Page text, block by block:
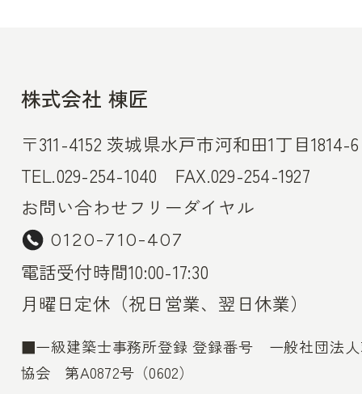
株式会社 棟匠
〒311-4152 茨城県水戸市河和田1丁目1814-6
TEL.029-254-1040 FAX.029-254-1927
お問い合わせフリーダイヤル
0120-710-407
電話受付時間10:00-17:30
月曜日定休（祝日営業、翌日休業）
■一級建築士事務所登録 登録番号 一般社団法人
協会 第A0872号（0602）